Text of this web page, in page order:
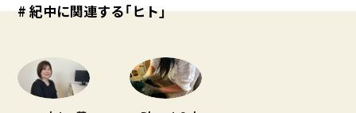
# 紀中に関連する「ヒト」